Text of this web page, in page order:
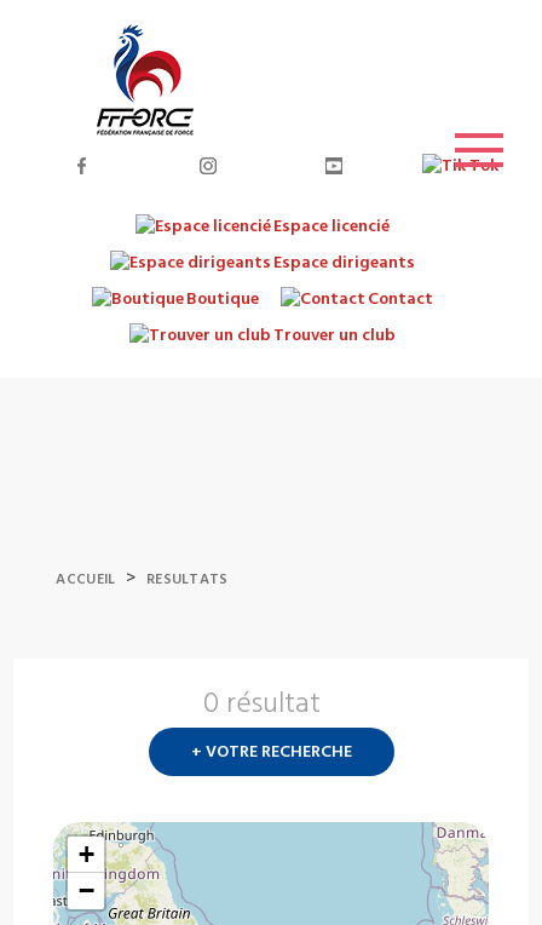
Espace licencié
Espace dirigeants
Boutique
Contact
Trouver un club
ACCUEIL > RESULTATS
0 résultat
+ VOTRE RECHERCHE
+
−